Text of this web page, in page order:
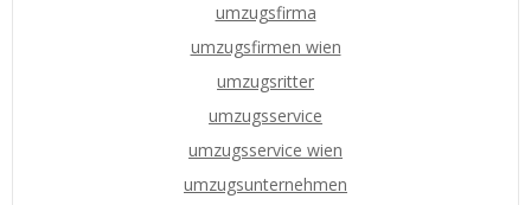
umzugsfirma
umzugsfirmen wien
umzugsritter
umzugsservice
umzugsservice wien
umzugsunternehmen